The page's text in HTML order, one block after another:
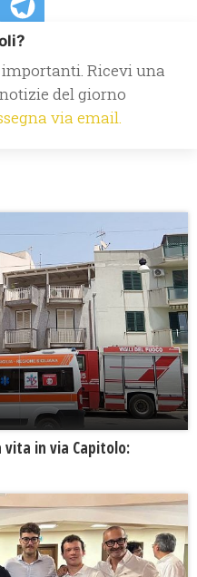
Ricevi una
del giorno
via email.
vita in via Capitolo: